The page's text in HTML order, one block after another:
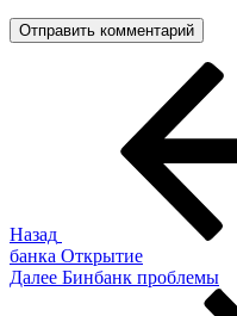
Назад
банка Открытие
Следующая
Далее Бинбанк проблемы